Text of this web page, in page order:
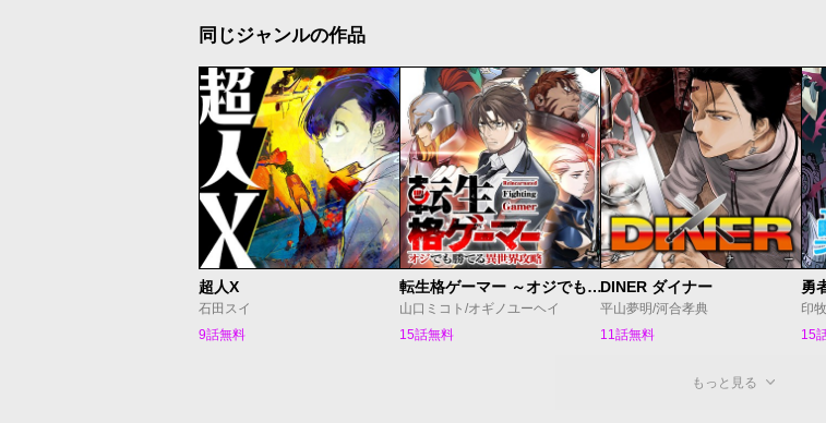
同じジャンルの作品
超人X
石田スイ
9話無料
転生格ゲーマー ～オジでも勝てる異世界攻略～
山口ミコト/オギノユーヘイ
15話無料
DINER ダイナー
平山夢明/河合孝典
11話無料
勇
印
15
もっと見る